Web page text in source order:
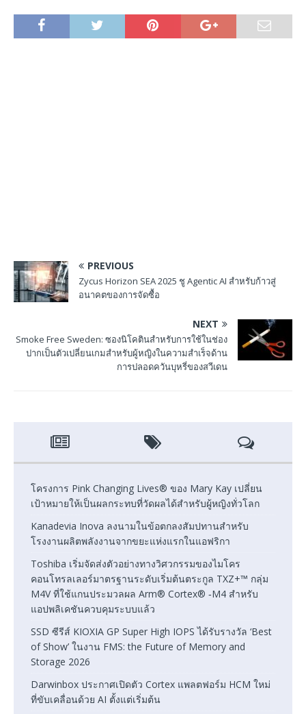
PREVIOUS
Zycus Horizon SEA 2025 ชู Agentic AI สำหรับก้าวสู่
อนาคตของการจัดซื้อ
NEXT
Smoke Free Sweden: ซองนิโคตินสำหรับการใช้ในช่อง
ปากเป็นตัวเปลี่ยนเกมสำหรับผู้หญิงในความสำเร็จด้าน
การปลอดควันบุหรี่ของสวีเดน
โครงการ Pink Changing Lives® ของ Mary Kay เปลี่ยน
เป้าหมายให้เป็นผลกระทบที่วัดผลได้สำหรับผู้หญิงทั่วโลก
Kanadevia Inova ลงนามในข้อตกลงสัมปทานสำหรับ
โรงงานผลิตพลังงานจากขยะแห่งแรกในแอฟริกา
Toshiba เริ่มจัดส่งตัวอย่างทางวิศวกรรมของไมโคร
คอนโทรลเลอร์มาตรฐานระดับเริ่มต้นตระกูล TXZ+™ กลุ่ม
M4V ที่ใช้แกนประมวลผล Arm® Cortex® ‑M4 สำหรับ
แอปพลิเคชันควบคุมระบบแล้ว
SSD ซีรีส์ KIOXIA GP Super High IOPS ได้รับรางวัล ‘Best
of Show’ ในงาน FMS: the Future of Memory and
Storage 2026
Darwinbox ประกาศเปิดตัว Cortex แพลตฟอร์ม HCM ใหม่
ที่ขับเคลื่อนด้วย AI ตั้งแต่เริ่มต้น